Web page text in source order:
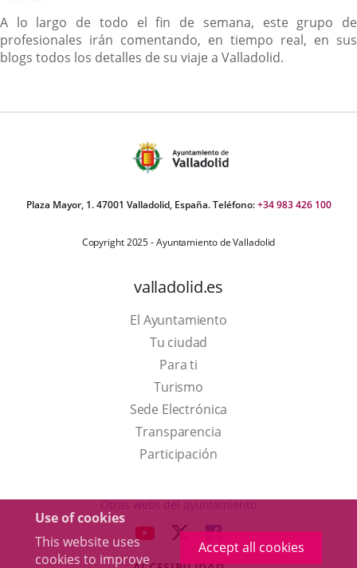
Use of cookies
This website uses
cookies to improve
Accept all cookies
A lo largo de todo el fin de semana, este grupo de
profesionales irán comentando, en tiempo real, en sus
blogs todos los detalles de su viaje a Valladolid.
Plaza Mayor, 1. 47001 Valladolid, España. Teléfono:+34 983 426 100
Copyright 2025 - Ayuntamiento de Valladolid
valladolid.es
El Ayuntamiento
Tu ciudad
Para ti
TurismoThis
link
will
open
a
up
Sede Electrónica
Transparencia
Participación
Otras webs del ayuntamiento
LINK LINK
TO
LINK
TO